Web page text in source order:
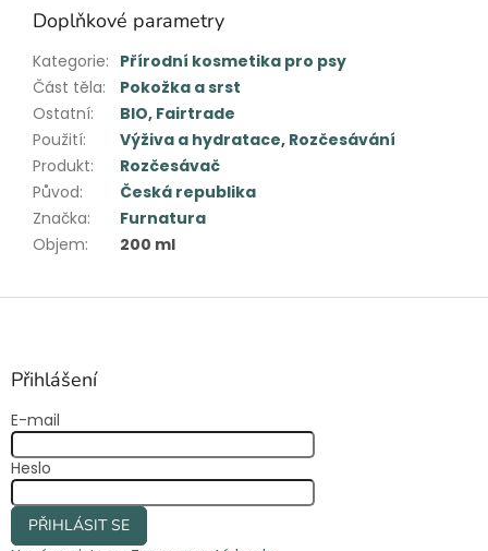
Doplňkové parametry
Kategorie: Přírodní kosmetika pro psy
Část těla:
Pokožka a srst
Ostatní: BIO, Fairtrade
Použití: Výživa a hydratace, Rozčesávání
Produkt:
Rozčesávač
Původ:
Česká republika
Značka:
Furnatura
Objem: 200 ml
Z
Přihlášení
E-mail
Heslo
PŘIHLÁSIT SE